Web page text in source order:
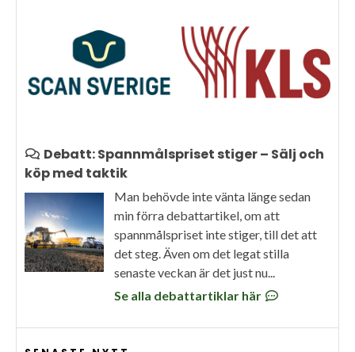
Debatt: Spannmålspriset stiger – Sälj och
köp med taktik
Man behövde inte vänta länge sedan
min förra debattartikel, om att
spannmålspriset inte stiger, till det att
det steg. Även om det legat stilla
senaste veckan är det just nu...
Se alla debattartiklar här